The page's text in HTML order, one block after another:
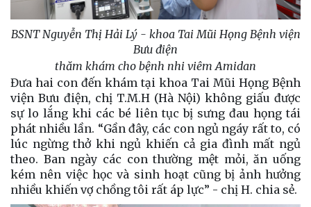
BSNT Nguyễn Thị Hải Lý - khoa Tai Mũi Họng Bệnh viện
Bưu điện
thăm khám cho bệnh nhi viêm Amidan
Đưa hai con đến khám tại khoa Tai Mũi Họng Bệnh
viện Bưu điện, chị T.M.H (Hà Nội) không giấu được
sự lo lắng khi các bé liên tục bị sưng đau họng tái
phát nhiều lần. “Gần đây, các con ngủ ngáy rất to, có
lúc ngừng thở khi ngủ khiến cả gia đình mất ngủ
theo. Ban ngày các con thường mệt mỏi, ăn uống
kém nên việc học và sinh hoạt cũng bị ảnh hưởng
nhiều khiến vợ chồng tôi rất áp lực” - chị H. chia sẻ.